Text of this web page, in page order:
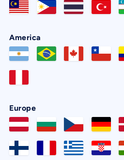
America
Europe